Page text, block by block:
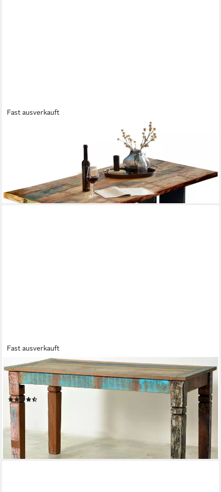
Fast ausverkauft
1.631,00 €
lieferbar - in 7-9 Werktagen bei dir
Fast ausverkauft
SIT
Esstisch RIVERBOAT aus Altholz im Vintage- und Shabby-Look,
Handgefertigtes Unikat mit charaktervoller Used-Look Optik
380,62 € UVP 557,00 €
-32%
lieferbar - in 7-9 Werktagen bei dir